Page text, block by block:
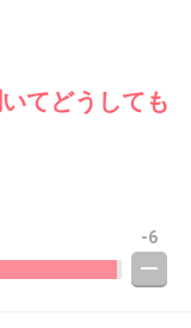
てどうしても
-6